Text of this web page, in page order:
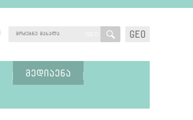
GEO
ᲛᲔᲓᲘᲐᲔᲜᲐ